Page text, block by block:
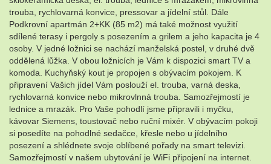
trouba, rychlovarná konvice, pressovar a jídelní stůl. Dále
Podkrovní apartmán 2+KK (85 m2) má také možnost využití
sdílené terasy i pergoly s posezením a grilem a jeho kapacita je 4
osoby. V jedné ložnici se nachází manželská postel, v druhé dvě
oddělená lůžka. V obou ložnicích je Vám k dispozici smart TV a
komoda. Kuchyňský kout je propojen s obývacím pokojem. K
připravení Vašich jídel Vám poslouží el. trouba, varná deska,
rychlovarná konvice nebo mikrovlnná trouba. Samozřejmostí je
lednice a mrazák. Pro Vaše pohodlí jsme připravili i myčku,
kávovar Siemens, toustovač nebo ruční mixér. V obývacím pokoji
si posedíte na pohodlné sedačce, křesle nebo u jídelního
posezení a shlédnete svoje oblíbené pořady na smart televizi.
Samozřejmostí v našem ubytování je WiFi připojení na internet.